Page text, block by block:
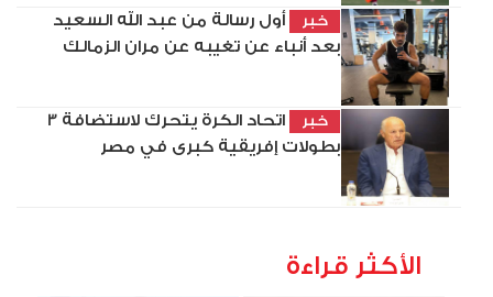
خبر
أول رسالة من عبد الله السعيد
بعد أنباء عن تغيبه عن مران الزمالك
خبر
اتحاد الكرة يتحرك لاستضافة 3
بطولات إفريقية كبرى في مصر
الأكثر قراءة